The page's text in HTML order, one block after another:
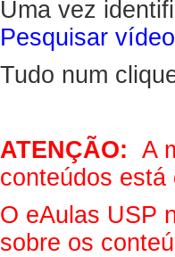
Uma vez
Pesquisar
Tudo num
ATENÇÃO: A
conteúdos
O eAulas USP
sobre os